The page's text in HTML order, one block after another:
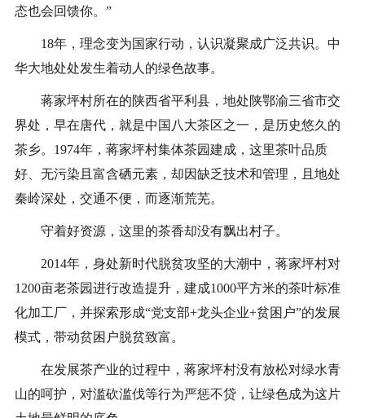
态也会回馈你。”
18年，理念变为国家行动，认识凝聚成广泛共识。中
华大地处处发生着动人的绿色故事。
蒋家坪村所在的陕西省平利县，地处陕鄂渝三省市交
界处，早在唐代，就是中国八大茶区之一，是历史悠久的
茶乡。1974年，蒋家坪村集体茶园建成，这里茶叶品质
好、无污染且富含硒元素，却因缺乏技术和管理，且地处
秦岭深处，交通不便，而逐渐荒芜。
守着好资源，这里的茶香却没有飘出村子。
2014年，身处新时代脱贫攻坚的大潮中，蒋家坪村对
1200亩老茶园进行改造提升，建成1000平方米的茶叶标准
化加工厂，并探索形成“党支部+龙头企业+贫困户”的发展
模式，带动贫困户脱贫致富。
在发展茶产业的过程中，蒋家坪村没有放松对绿水青
山的呵护，对滥砍滥伐等行为严惩不贷，让绿色成为这片